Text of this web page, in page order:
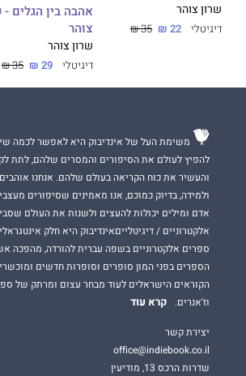
זה ספרה השלושה־עשר של סופרת רבי המכר,
היתר גם אתכשהגלים מתחזקים
האמת שבפנים וחולות נודדים.
שרון צוהר
דיגיטלי 22 ₪
35 ₪
אהבה בין הגלים -
צוהר
שרון צוהר
דיגיטלי 29 ₪
35 ₪
משימת העל של אינדיבוק היא לאפשר לכמה
להפיץ לעולם את הסיפורים והמסרים שלהם, לתת
והעשיר את כוח הקריאה בעולם שלהם. אנחנו
ולמידה, בדיוק כמוכם, אנו מאמינים שסיפורים
אדם ומילים יכולות להעצים ולשנות את העולם
אלקטרוניים / דיגיטלייםאינדיבוק היא חלק
ספרים אלקטרוניים בשפה עברית להורדה, מהפכה
הספרים בפני המון סופרים וסופרות חדשים
הקוראים הישראלים לעוד מבחר עצום ומרתק של
וז'אנרים.
קרא עוד
יצירת קשר
office@indiebook.co.il
שדרות הרכס 13, מודיעין